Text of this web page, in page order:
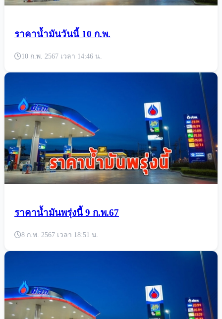
ราคาน้ำมันวันนี้ 10 ก.พ.
10 ก.พ. 2567 เวลา 14:46 น.
ราคาน้ำมันพรุ่งนี้ 9 ก.พ.67
8 ก.พ. 2567 เวลา 18:51 น.